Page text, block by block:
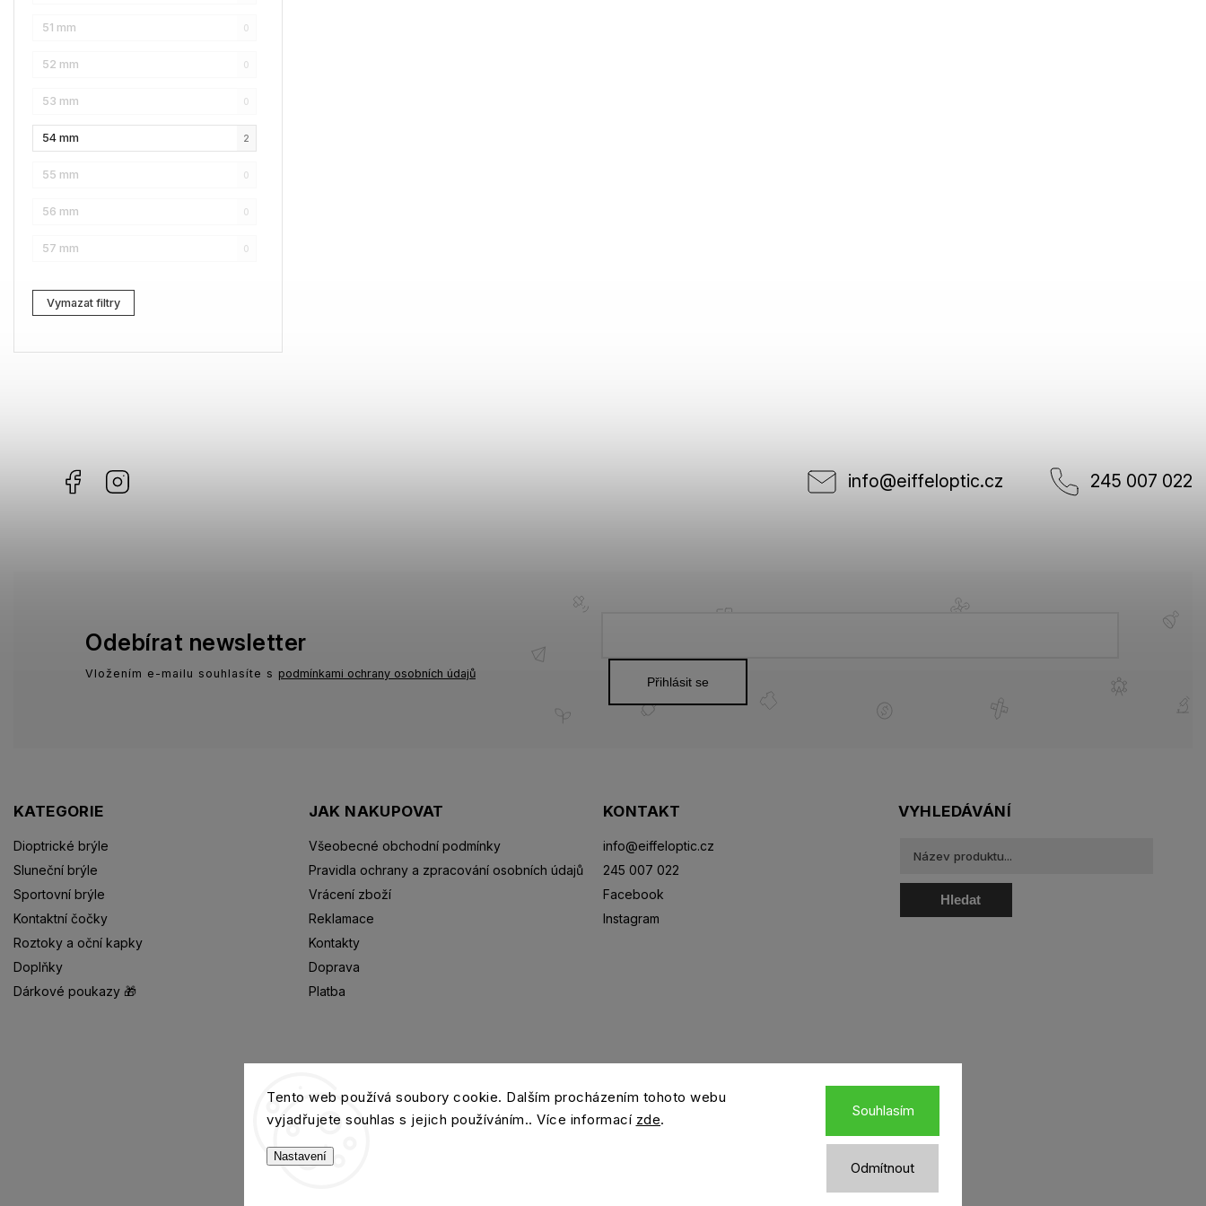
Tento web používá soubory cookie. Dalším procházením tohoto webu
vyjadřujete souhlas s jejich používáním.. Více informací zde.
Nastavení
Odmítnout
Souhlasím
Karl Lagerfeld 1
Love Moschino 0
Pierre Cardin 0
Fossil 0
Web 0
Lacoste 0
Kenzo 0
Carrera
Moschino
51 mm 0
52 mm 0
53 mm 0
54 mm 2
55 mm 0
56 mm 0
57 mm 0
Vymazat filtry
Facebook info@eiffeloptic.cz 245 007 022
KATEGORIE
Dioptrické brýle
Sluneční brýle
Sportovní brýle
Kontaktní čočky
Roztoky a oční kapky
Doplňky
Dárkové poukazy 🎁
JAK NAKUPOVAT
Všeobecné obchodní podmínky
Pravidla ochrany a zpracování osobních údajů
Vrácení zboží
Reklamace
Kontakty
Doprava
Platba
KONTAKT
info@eiffeloptic.cz
245 007 022
Facebook
Instagram
Odebírat newsletter
Vložením e-mailu souhlasíte s podmínkami ochrany osobních údajů
Přihlásit se
VYHLEDÁVÁNÍ
Hledat